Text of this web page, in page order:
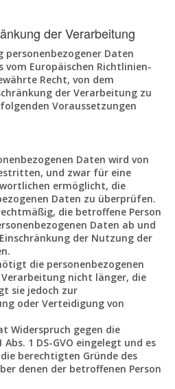
der Verarbeitung
personenbezogener Daten
vom Europäischen Richtlinien-
Recht, von dem
der Verarbeitung zu
Voraussetzungen
Daten wird von
und zwar für eine
ermöglicht, die
Daten zu überprüfen.
die betroffene Person
Daten ab und
der Nutzung der
die personenbezogenen
nicht länger, die
sie jedoch zur
oder Verteidigung von
Widerspruch gegen die
1 DS-GVO eingelegt und es
berechtigten Gründe des
denen der betroffenen Person